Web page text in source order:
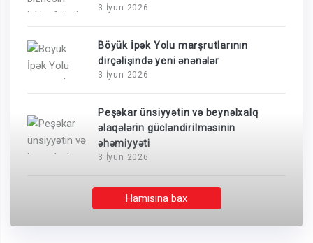
3 İyun 2026
Böyük İpək Yolu marşrutlarının
dirçəlişində yeni ənənələr
3 İyun 2026
Peşəkar ünsiyyətin və beynəlxalq
əlaqələrin gücləndirilməsinin
əhəmiyyəti
3 İyun 2026
Hamısına bax